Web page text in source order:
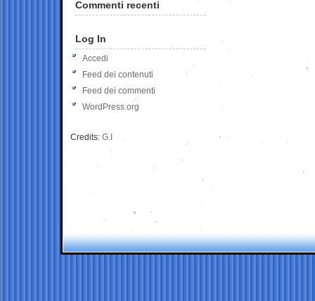
Commenti recenti
Log In
Accedi
Feed dei contenuti
Feed dei commenti
WordPress.org
Credits: G.I